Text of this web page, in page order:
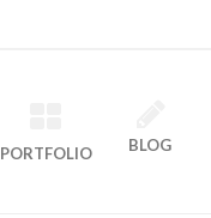
PORTFOLIO BLOG